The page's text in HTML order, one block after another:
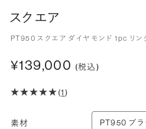
スクエア
PT950 スクエア ダイヤモンド 1pc リ
¥139,000 (税込)
(1)
素材